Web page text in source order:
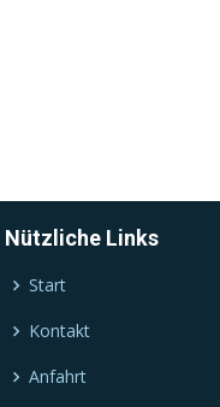
Nützliche Links
Start
Kontakt
Anfahrt